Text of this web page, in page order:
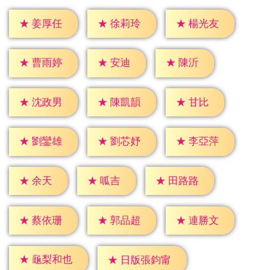
★ 姜厚任 ★ 徐莉玲 ★ 楊光友
★ 曹雨婷 ★ 安迪 ★ 陳沂
★ 沈政男 ★ 陳凱韻 ★ 甘比
★ 劉鑾雄 ★ 劉芯妤 ★ 李亞萍
★ 余天 ★ 呱吉 ★ 田路路
★ 蔡依珊 ★ 郭品超 ★ 連勝文
★ 龜梨和也 ★ 日版張鈞甯